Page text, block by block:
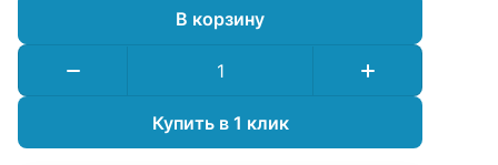
В корзину
Купить в 1 клик